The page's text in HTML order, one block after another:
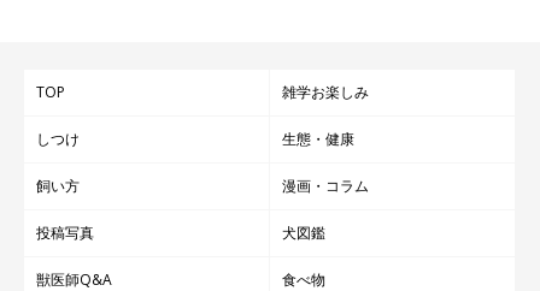
TOP 雑学お楽しみ
しつけ 生態・健康
飼い方 漫画・コラム
投稿写真 犬図鑑
獣医師Q&A 食べ物